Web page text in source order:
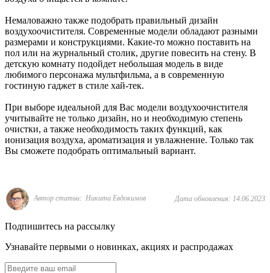
Немаловажно также подобрать правильный дизайн
воздухоочистителя. Современные модели обладают разными
размерами и конструкциями. Какие-то можно поставить на
пол или на журнальный столик, другие повесить на стену. В
детскую комнату подойдет небольшая модель в виде
любимого персонажа мультфильма, а в современную
гостиную гаджет в стиле хай-тек.
При выборе идеальной для Вас модели воздухоочистителя
учитывайте не только дизайн, но и необходимую степень
очистки, а также необходимость таких функций, как
ионизация воздуха, ароматизация и увлажнение. Только так
Вы сможете подобрать оптимальный вариант.
Автор статьи: Никита Евдокимов Дата обновления: 14.06.2023
Подпишитесь на рассылку
Узнавайте первыми о новинках, акциях и распродажах